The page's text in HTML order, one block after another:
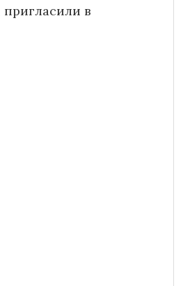
пригласили в